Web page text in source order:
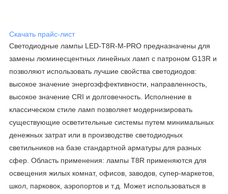
Скачать прайс-лист
Светодиодные лампы LED-T8R-М-PRO предназначены для
замены люминесцентных линейных ламп с патроном G13R и
позволяют использовать лучшие свойства светодиодов:
высокое значение энергоэффективности, направленность,
высокое значение CRI и долговечность. Исполнение в
классическом стиле ламп позволяет модернизировать
существующие осветительные системы путем минимальных
денежных затрат или в производстве светодиодных
светильников на базе стандартной арматуры для разных
сфер. Область применения: лампы Т8R применяются для
освещения жилых комнат, офисов, заводов, супер-маркетов,
школ, парковок, аэропортов и т.д. Может использоваться в